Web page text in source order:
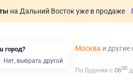
на Дальний Восток уже в продаже
Москва и другие
По будням с 0600
город?
Нет, выбрать другой